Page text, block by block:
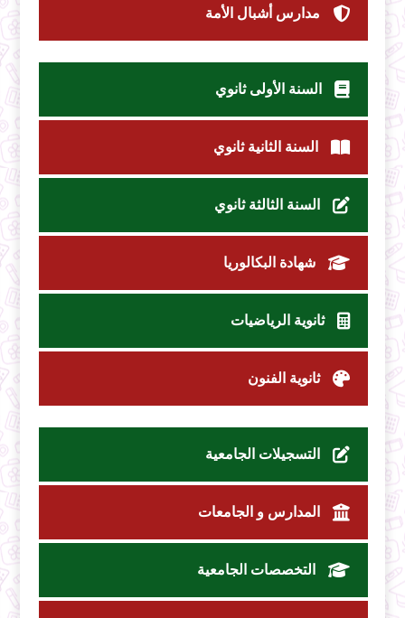
مدارس أشبال الأمة
السنة الأولى ثانوي
السنة الثانية ثانوي
السنة الثالثة ثانوي
شهادة البكالوريا
ثانوية الرياضيات
ثانوية الفنون
التسجيلات الجامعية
المدارس و الجامعات
التخصصات الجامعية